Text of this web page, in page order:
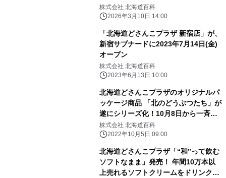
株式会社 北海道百科
2026年3月10日 14:00
「北海道どさんこプラザ 新宿店」が、
新宿サブナードに2023年7月14日(金)
オープン
株式会社 北海道百科
2023年6月13日 10:00
北海道どさんこプラザのオリジナルパ
ッケージ商品 「北のどうぶつたち」が
遂にシリーズ化！10月8日から一斉販
売！
株式会社 北海道百科
2022年10月5日 09:00
北海道どさんこプラザ「“和”って飲む
ソフトなまま」発売！ 年間10万本以
上売れるソフトクリームをドリンクに